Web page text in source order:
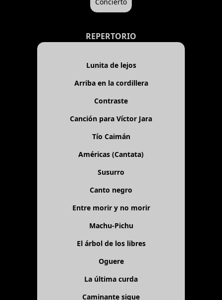
REPERTORIO
Lunita de lejos
Arriba en la cordillera
Contraste
Canción para Víctor Jara
Tío Caimán
Américas (Cantata)
Susurro
Canto negro
Entre morir y no morir
Machu-Pichu
El árbol de los libres
Oguere
La última curda
Caminante sigue